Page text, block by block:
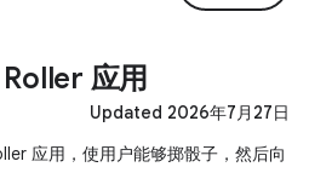
应用
Updated 2026年7月27日
应用，使用户能够掷骰子，然后向